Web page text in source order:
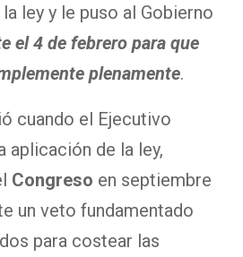
ley y le puso al Gobierno
el 4 de febrero para que
plenamente.
cuando el Ejecutivo
aplicación de la ley,
Congreso en septiembre
un veto fundamentado
para costear las